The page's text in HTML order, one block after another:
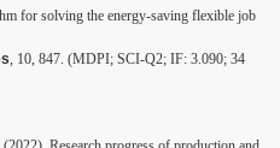
for solving the energy-saving flexible job
, 10, 847. (MDPI; SCI-Q2; IF: 3.090; 34